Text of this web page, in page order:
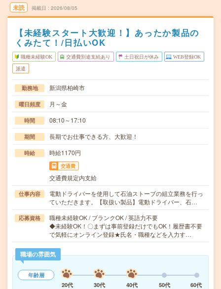
未読 掲載日 2026/08/05
【未経験スタート大歓迎！】あったか製品の
くみたて！/日払いOK
職種未経験OK 交通費別途支給あり 土日祝日が休み WEB登録OK
派遣
勤務地 新潟県柏崎市
曜日頻度 月～金
時間 08:10～17:10
期間 長期でお仕事できる方、大歓迎！
時給 時給1170円
交通費
交通費規定内支給
仕事内容
電動ドライバーを使用して石油ストーブの組立業務を行っ
ていただきます。【取扱い製品】電動ドライバー、石…
応募資格
職種未経験OK / ブランクOK / 英語力不要
◆未経験OK！〇まずは事前登録だけでもOK！履歴書不要
で気軽にオンライン登録★氏名・職種などを入力す…
職場の雰囲気
年齢層
20代
30代 40代 50代 60代